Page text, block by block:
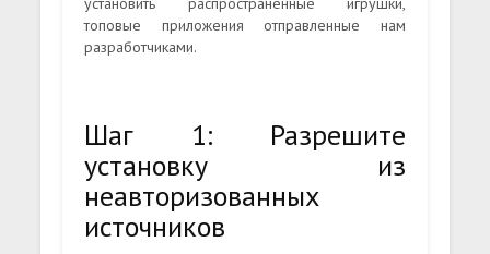
топовые приложения отправленные нам
разработчиками.
Шаг 1: Разрешите
установку из
неавторизованных
источников